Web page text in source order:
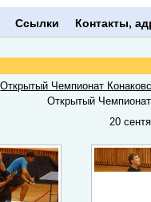
Ссылки Контакты,
Открытый Чемпионат
Открытый
20